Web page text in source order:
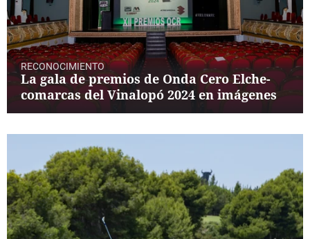
RECONOCIMIENTO
La gala de premios de Onda Cero Elche-
comarcas del Vinalopó 2024 en imágenes